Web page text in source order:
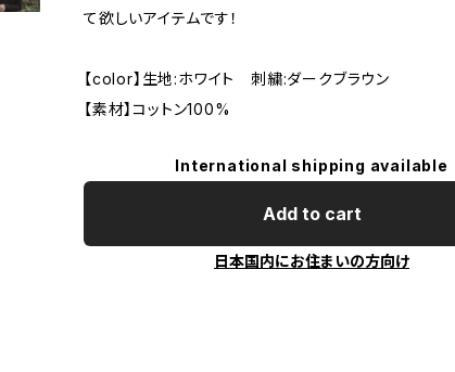
て欲しいアイテムです！
【color】生地:ホワイト 刺繍:ダークブラウン
【素材】コットン100%
International shipping available
Add to cart
日本国内にお住まいの方向け